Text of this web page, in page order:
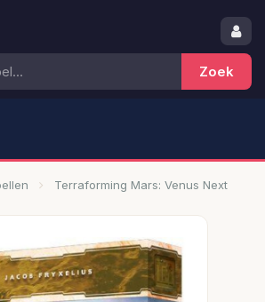
Terraforming Mars: Venus Next